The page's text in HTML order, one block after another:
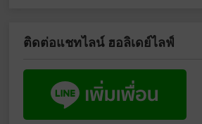
ติดต่อแชทไลน์ ฮอลิเดย์ไลฟ์